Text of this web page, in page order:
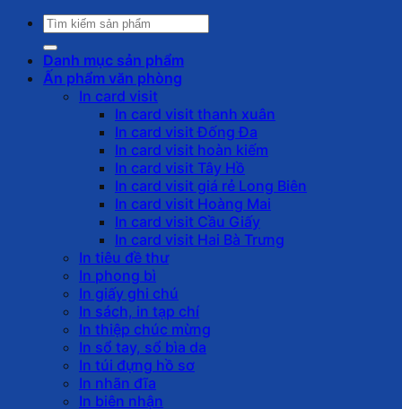
Tìm
kiếm:
Danh mục sản phẩm
Ấn phẩm văn phòng
In card visit
In card visit thanh xuân
In card visit Đống Đa
In card visit hoàn kiếm
In card visit Tây Hồ
In card visit giá rẻ Long Biên
In card visit Hoàng Mai
In card visit Cầu Giấy
In card visit Hai Bà Trưng
In tiêu đề thư
In phong bì
In giấy ghi chú
In sách, in tạp chí
In thiệp chúc mừng
In sổ tay, sổ bìa da
In túi đựng hồ sơ
In nhãn đĩa
In biên nhận